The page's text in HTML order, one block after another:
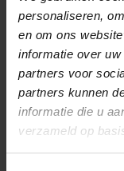
personaliseren,
en om ons
informatie over
partners voor
partners kunnen
informatie die u
verzameld op
winkel.
Bekijk online het
kom langs in dewinkel
trainingshulp die